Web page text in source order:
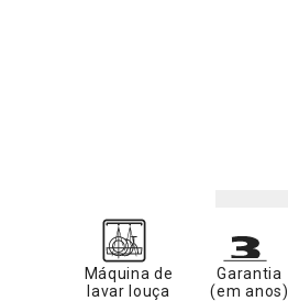
Máquina de
lavar louça
Garantia
(em anos)